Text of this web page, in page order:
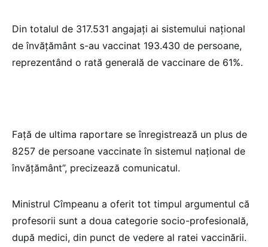
Din totalul de 317.531 angajați ai sistemului național
de învățământ s-au vaccinat 193.430 de persoane,
reprezentând o rată generală de vaccinare de 61%.
Față de ultima raportare se înregistrează un plus de
8257 de persoane vaccinate în sistemul național de
învățământ”, precizează comunicatul.
Ministrul Cîmpeanu a oferit tot timpul argumentul că
profesorii sunt a doua categorie socio-profesională,
după medici, din punct de vedere al ratei vaccinării.